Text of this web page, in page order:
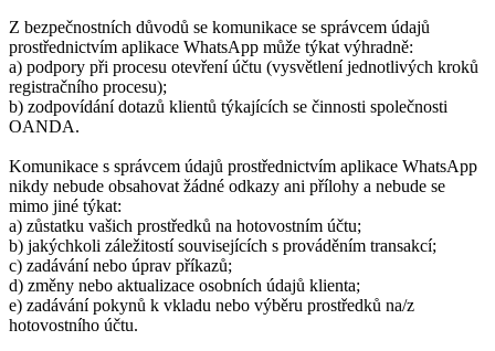
Z bezpečnostních důvodů se komunikace se správcem údajů
prostřednictvím aplikace WhatsApp může týkat výhradně:
a) podpory při procesu otevření účtu (vysvětlení jednotlivých kroků
registračního procesu);
b) zodpovídání dotazů klientů týkajících se činnosti společnosti
OANDA.
Komunikace s správcem údajů prostřednictvím aplikace WhatsApp
nikdy nebude obsahovat žádné odkazy ani přílohy a nebude se
mimo jiné týkat:
a) zůstatku vašich prostředků na hotovostním účtu;
b) jakýchkoli záležitostí souvisejících s prováděním transakcí;
c) zadávání nebo úprav příkazů;
d) změny nebo aktualizace osobních údajů klienta;
e) zadávání pokynů k vkladu nebo výběru prostředků na/z
hotovostního účtu.